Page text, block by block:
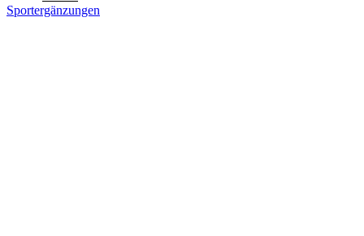
Sportergänzungen